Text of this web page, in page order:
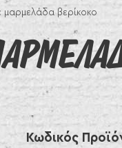
μαρμελάδα βερίκοκο
Κωδικός